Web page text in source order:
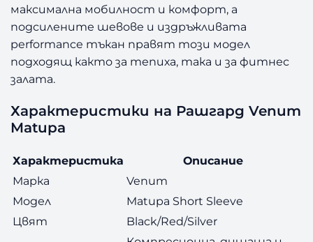
максимална мобилност и комфорт, а
подсилените шевове и издръжливата
performance тъкан правят този модел
подходящ както за тепиха, така и за фитнес
залата.
Характеристики на Рашгард Venum
Matupa
Характеристика
Описание
Марка
Venum
Модел
Matupa Short Sleeve
Цвят
Black/Red/Silver